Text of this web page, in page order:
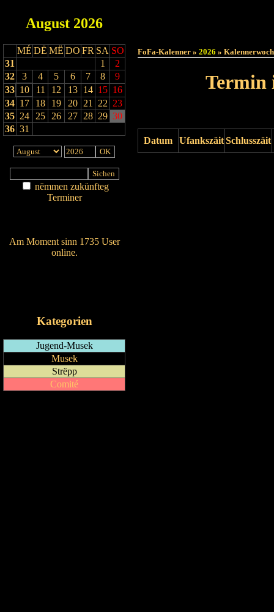
August 2026
MÉ DË MË DO FR SA SO
31
1
2
32
3 4 5 6 7 8
9
33 10 11 12 13 14 15 16
34 17 18 19 20 21 22 23
35 24 25 26 27 28 29 30
36 31
nëmmen zukünfteg
Terminer
Am Moment sinn 1735 User
online.
Kategorien
Jugend-Musek
Musek
Strëpp
Comité
FoFa-Kalenner » 2026 »
Termin
Datum UfankszäitSchlusszäit